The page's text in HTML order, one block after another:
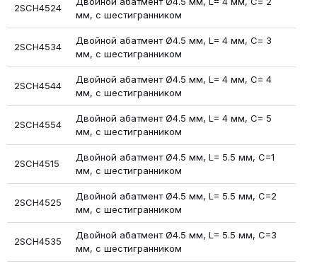
2SCH4524
мм, с шестигранником
2SCH4534
Двойной абатмент Ø4.5 мм, L= 4 мм, С= 3
мм, с шестигранником
2SCH4544
Двойной абатмент Ø4.5 мм, L= 4 мм, С= 4
мм, с шестигранником
2SCH4554
Двойной абатмент Ø4.5 мм, L= 4 мм, С= 5
мм, с шестигранником
2SCH4515
Двойной абатмент Ø4.5 мм, L= 5.5 мм, С=1
мм, с шестигранником
2SCH4525
Двойной абатмент Ø4.5 мм, L= 5.5 мм, С=2
мм, с шестигранником
2SCH4535
Двойной абатмент Ø4.5 мм, L= 5.5 мм, С=3
мм, с шестигранником